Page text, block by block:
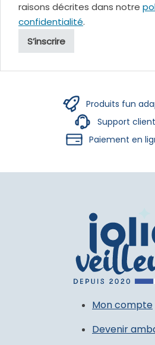
raisons décrites dans notre
confidentialité.
S’inscrire
Produits fun
Support
Paiement en
Mon compte
Devenir